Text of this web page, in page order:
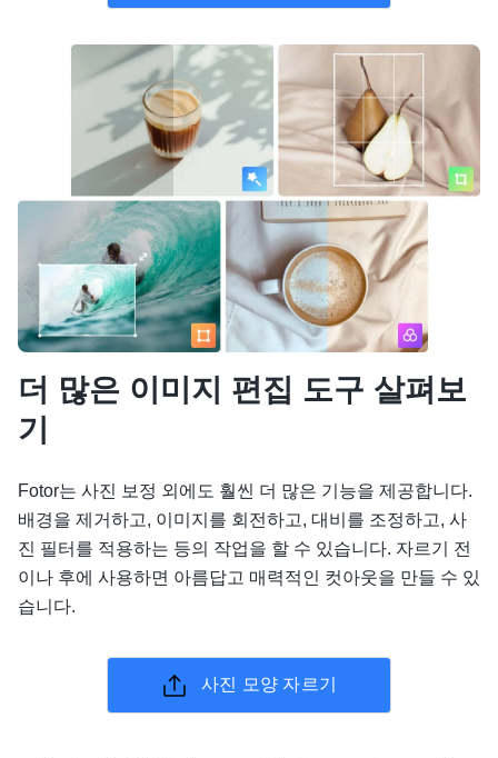
더 많은 이미지 편집 도구 살펴보
기
Fotor는 사진 보정 외에도 훨씬 더 많은 기능을 제공합니다.
배경을 제거하고, 이미지를 회전하고, 대비를 조정하고, 사
진 필터를 적용하는 등의 작업을 할 수 있습니다. 자르기 전
이나 후에 사용하면 아름답고 매력적인 컷아웃을 만들 수 있
습니다.
사진 모양 자르기